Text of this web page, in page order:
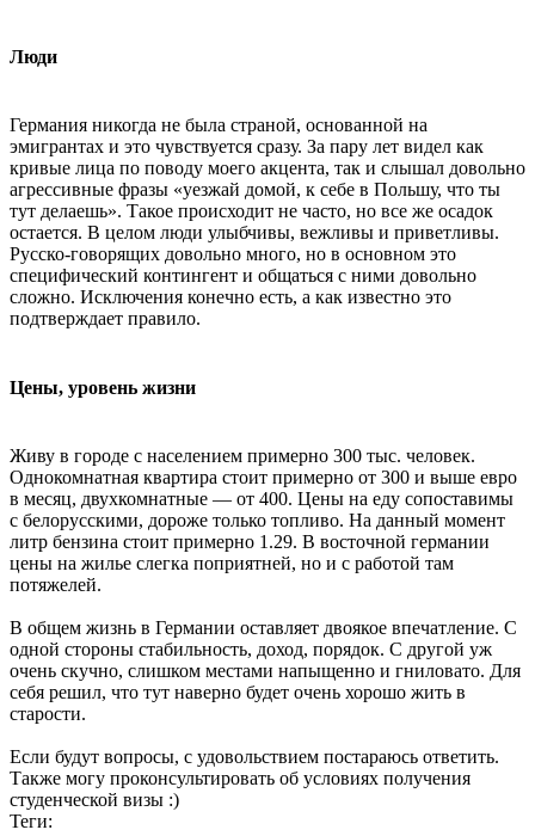
Люди
Германия никогда не была страной, основанной на
эмигрантах и это чувствуется сразу. За пару лет видел как
кривые лица по поводу моего акцента, так и слышал довольно
агрессивные фразы «уезжай домой, к себе в Польшу, что ты
тут делаешь». Такое происходит не часто, но все же осадок
остается. В целом люди улыбчивы, вежливы и приветливы.
Русско-говорящих довольно много, но в основном это
специфический контингент и общаться с ними довольно
сложно. Исключения конечно есть, а как известно это
подтверждает правило.
Цены, уровень жизни
Живу в городе с населением примерно 300 тыс. человек.
Однокомнатная квартира стоит примерно от 300 и выше евро
в месяц, двухкомнатные — от 400. Цены на еду сопоставимы
с белорусскими, дороже только топливо. На данный момент
литр бензина стоит примерно 1.29. В восточной германии
цены на жилье слегка поприятней, но и с работой там
потяжелей.
В общем жизнь в Германии оставляет двоякое впечатление. С
одной стороны стабильность, доход, порядок. С другой уж
очень скучно, слишком местами напыщенно и гниловато. Для
себя решил, что тут наверно будет очень хорошо жить в
старости.
Если будут вопросы, с удовольствием постараюсь ответить.
Также могу проконсультировать об условиях получения
студенческой визы :)
Теги: